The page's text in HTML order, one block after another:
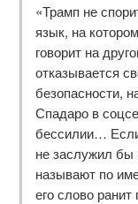
«Трамп не
язык, на
говорит на
отказывается
безопасности,
Спадаро в
бессилии…
не заслужил бы
называют по
его слово ранит